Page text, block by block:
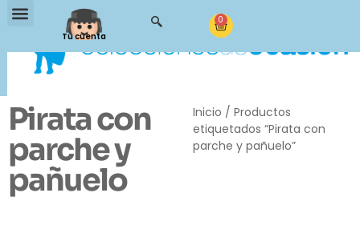
Tu cuenta
0
Pirata con
parche y
pañuelo
Inicio / Productos
etiquetados “Pirata con
parche y pañuelo”